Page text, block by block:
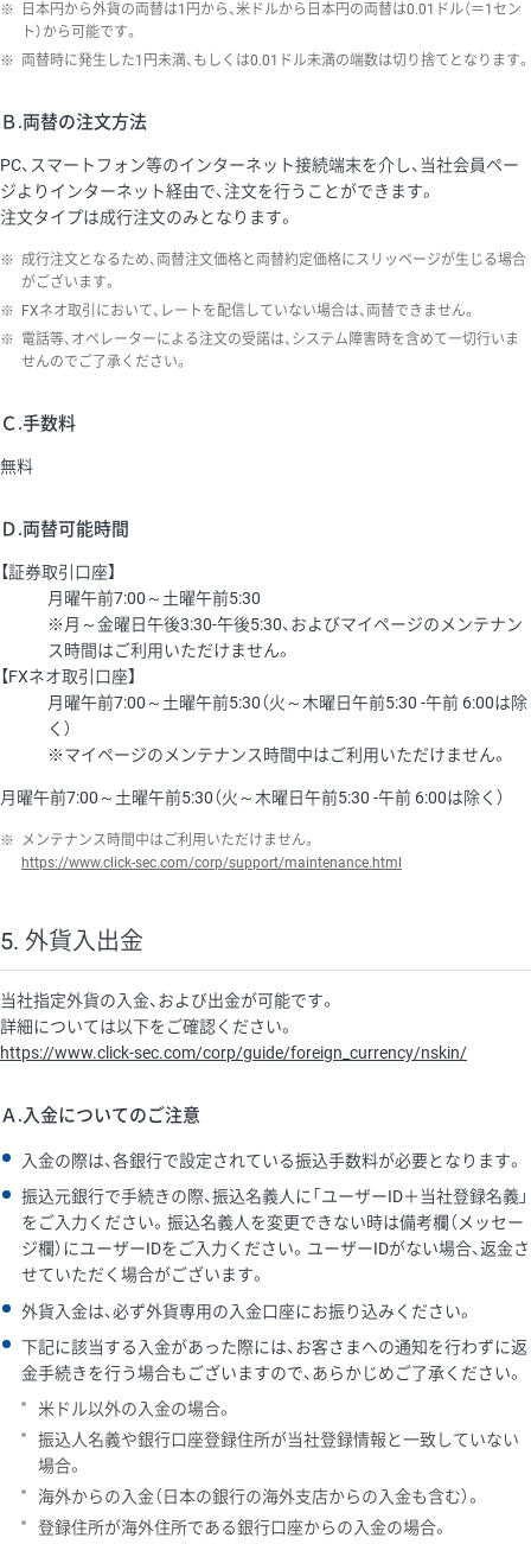
※
日本円から外貨の両替は1円から、米ドルから日本円の両替は0.01ドル（＝1セン
ト）から可能です。
※ 両替時に発生した1円未満、もしくは0.01ドル未満の端数は切り捨てとなります。
Ｂ.両替の注文方法
PC、スマートフォン等のインターネット接続端末を介し、当社会員ペー
ジよりインターネット経由で、注文を行うことができます。
注文タイプは成行注文のみとなります。
※ 成行注文となるため、両替注文価格と両替約定価格にスリッページが生じる場合
がございます。
※ FXネオ取引において、レートを配信していない場合は、両替できません。
※ 電話等、オペレーターによる注文の受諾は、システム障害時を含めて一切行いま
せんのでご了承ください。
Ｃ.手数料
無料
Ｄ.両替可能時間
【証券取引口座】
月曜午前7:00～土曜午前5:30
※月～金曜日午後3:30-午後5:30、およびマイページのメンテナン
ス時間はご利用いただけません。
【FXネオ取引口座】
月曜午前7:00～土曜午前5:30（火～木曜日午前5:30 -午前 6:00は除
く）
※マイページのメンテナンス時間中はご利用いただけません。
月曜午前7:00～土曜午前5:30（火～木曜日午前5:30 -午前 6:00は除く）
※
メンテナンス時間中はご利用いただけません。
https://www.click-sec.com/corp/support/maintenance.html
5. 外貨入出金
当社指定外貨の入金、および出金が可能です。
詳細については以下をご確認ください。
https://www.click-sec.com/corp/guide/foreign_currency/nskin/
Ａ.入金についてのご注意
入金の際は、各銀行で設定されている振込手数料が必要となります。
振込元銀行で手続きの際、振込名義人に「ユーザーID＋当社登録名義」
をご入力ください。振込名義人を変更できない時は備考欄（メッセー
ジ欄）にユーザーIDをご入力ください。ユーザーIDがない場合、返金さ
せていただく場合がございます。
外貨入金は、必ず外貨専用の入金口座にお振り込みください。
下記に該当する入金があった際には、お客さまへの通知を行わずに返
金手続きを行う場合もございますので、あらかじめご了承ください。
米ドル以外の入金の場合。
振込人名義や銀行口座登録住所が当社登録情報と一致していない
場合。
海外からの入金（日本の銀行の海外支店からの入金も含む）。
登録住所が海外住所である銀行口座からの入金の場合。